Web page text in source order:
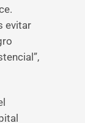
evitar